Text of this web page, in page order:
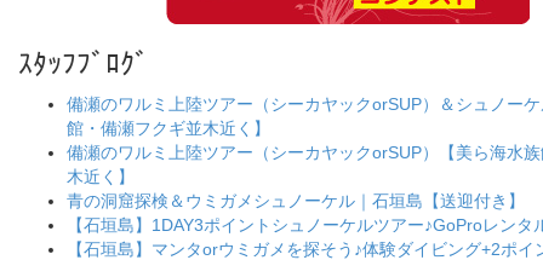
ｽﾀｯﾌﾌﾞﾛｸﾞ
備瀬のワルミ上陸ツアー（シーカヤックorSUP）＆シュノー
館・備瀬フクギ並木近く】
備瀬のワルミ上陸ツアー（シーカヤックorSUP）【美ら海水
木近く】
青の洞窟探検＆ウミガメシュノーケル｜石垣島【送迎付き】
【石垣島】1DAY3ポイントシュノーケルツアー♪GoProレンタ
【石垣島】マンタorウミガメを探そう♪体験ダイビング+2ポイ